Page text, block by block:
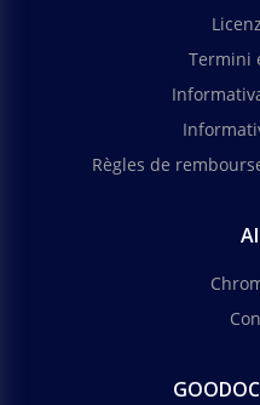
Termini
Règles de